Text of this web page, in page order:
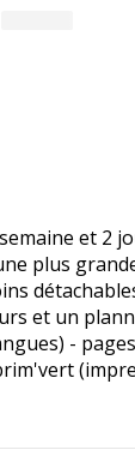
au panier
et 2
plus
et un
-